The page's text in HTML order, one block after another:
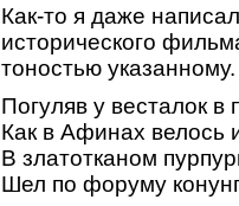
Как-то я даже
исторического
тоностью
Погуляв у весталок в
Как в Афинах велось
В златотканом
Шел по форуму